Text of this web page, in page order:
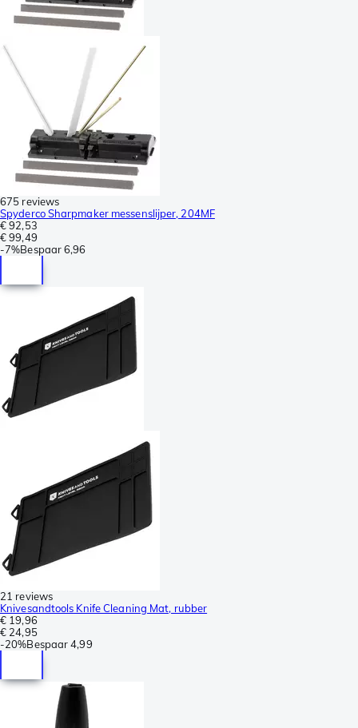
675 reviews
Spyderco Sharpmaker messenslijper, 204MF
€ 92,53
€ 99,49
-7%Bespaar6,96
21 reviews
Knivesandtools Knife Cleaning Mat, rubber
€ 19,96
€ 24,95
-20%Bespaar 4,99